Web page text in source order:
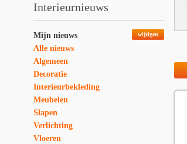
Interieurnieuws
wijzigen
Mijn nieuws
Alle nieuws
Algemeen
Decoratie
Interieurbekleding
Meubelen
Slapen
Verlichting
Vloeren